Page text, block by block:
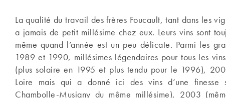
La qualité du travail des frères Foucault, tant dans les
a jamais de petit millésime chez eux. Leurs vins sont
même quand l’année est un peu délicate. Parmi les
1989 et 1990, millésimes légendaires pour tous les
(plus solaire en 1995 et plus tendu pour le 1996),
Loire mais qui a donné ici des vins d’une finesse
Chambolle-Musigny du même millésime), 2003